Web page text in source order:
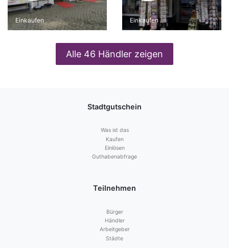
Einkaufen Einkaufen
Alle 46 Händler zeigen
Stadtgutschein
Was ist das
Kaufen
Einlösen
Guthabenabfrage
Teilnehmen
Bürger
Händler
Arbeitgeber
Städte